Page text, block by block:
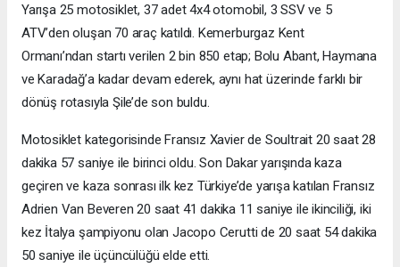
Yarışa 25 motosiklet, 37 adet 4x4 otomobil, 3 SSV ve 5
ATV’den oluşan 70 araç katıldı. Kemerburgaz Kent
Ormanı’ndan startı verilen 2 bin 850 etap; Bolu Abant, Haymana
ve Karadağ’a kadar devam ederek, aynı hat üzerinde farklı bir
dönüş rotasıyla Şile’de son buldu.
Motosiklet kategorisinde Fransız Xavier de Soultrait 20 saat 28
dakika 57 saniye ile birinci oldu. Son Dakar yarışında kaza
geçiren ve kaza sonrası ilk kez Türkiye’de yarışa katılan Fransız
Adrien Van Beveren 20 saat 41 dakika 11 saniye ile ikinciliği, iki
kez İtalya şampiyonu olan Jacopo Cerutti de 20 saat 54 dakika
50 saniye ile üçüncülüğü elde etti.